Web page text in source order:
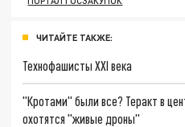
ЧИТАЙТЕ ТАКЖЕ:
Технофашисты XXI века
"Кротами" были все? Теракт в
охотятся "живые дроны"